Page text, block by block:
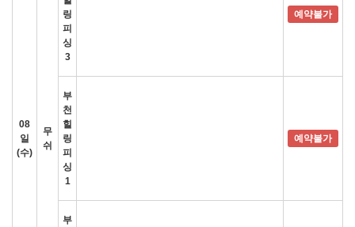
08
일
(수)
무
쉬
링
피
싱
3
예약불가
부
천
힐
링
피
싱
1
예약불가
부